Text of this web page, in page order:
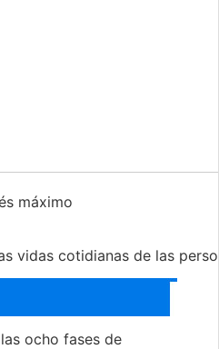
máximo
vidas cotidianas de las
ocho fases de